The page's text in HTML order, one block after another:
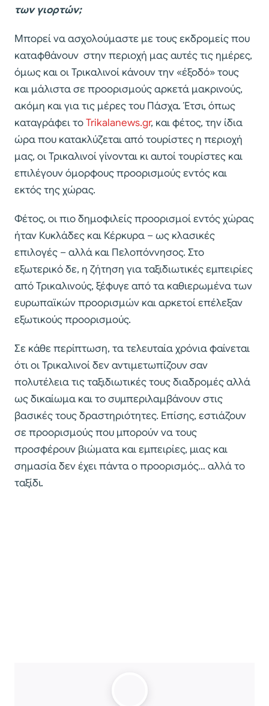
των γιορτών;
Μπορεί να ασχολούμαστε με τους εκδρομείς που
καταφθάνουν στην περιοχή μας αυτές τις ημέρες,
όμως και οι Τρικαλινοί κάνουν την «έξοδό» τους
και μάλιστα σε προορισμούς αρκετά μακρινούς,
ακόμη και για τις μέρες του Πάσχα. Έτσι, όπως
καταγράφει τοTrikalanews.gr, και φέτος, την ίδια
ώρα που κατακλύζεται από τουρίστες η περιοχή
μας, οι Τρικαλινοί γίνονται κι αυτοί τουρίστες και
επιλέγουν όμορφους προορισμούς εντός και
εκτός της χώρας.
Φέτος, οι πιο δημοφιλείς προορισμοί εντός χώρας
ήταν Κυκλάδες και Κέρκυρα – ως κλασικές
επιλογές – αλλά και Πελοπόννησος. Στο
εξωτερικό δε, η ζήτηση για ταξιδιωτικές εμπειρίες
από Τρικαλινούς, ξέφυγε από τα καθιερωμένα των
ευρωπαϊκών προορισμών και αρκετοί επέλεξαν
εξωτικούς προορισμούς.
Σε κάθε περίπτωση, τα τελευταία χρόνια φαίνεται
ότι οι Τρικαλινοί δεν αντιμετωπίζουν σαν
πολυτέλεια τις ταξιδιωτικές τους διαδρομές αλλά
ως δικαίωμα και το συμπεριλαμβάνουν στις
βασικές τους δραστηριότητες. Επίσης, εστιάζουν
σε προορισμούς που μπορούν να τους
προσφέρουν βιώματα και εμπειρίες, μιας και
σημασία δεν έχει πάντα ο προορισμός… αλλά το
ταξίδι.